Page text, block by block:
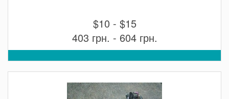
$10 - $15
403 грн. - 604 грн.